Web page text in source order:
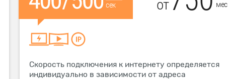
сек
от
мес
Скорость подключения к интернету определяется
индивидуально в зависимости от адреса